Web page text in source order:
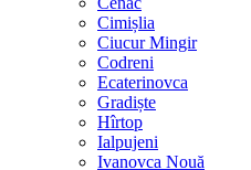
Cimișlia
Ciucur Mingir
Codreni
Ecaterinovca
Gradiște
Hîrtop
Ialpujeni
Ivanovca Nouă